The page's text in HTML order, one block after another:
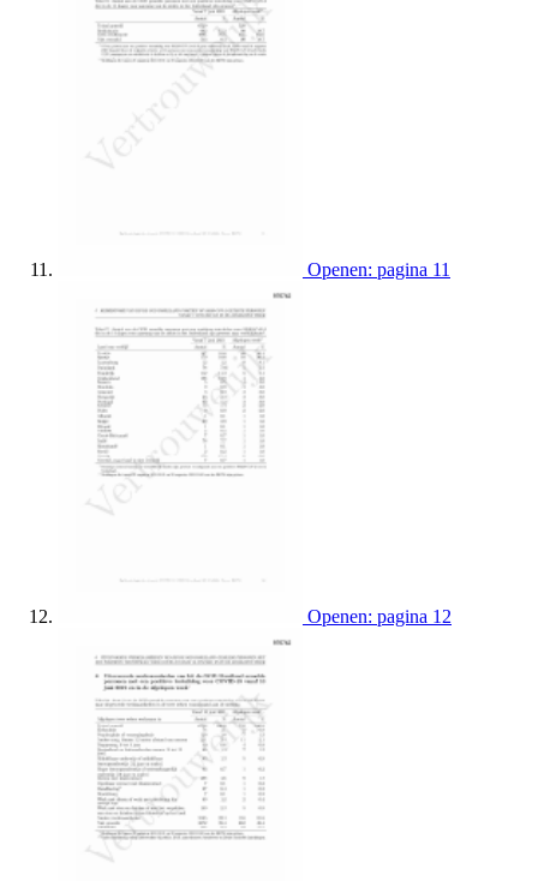
Openen: pagina 11
Openen: pagina 12